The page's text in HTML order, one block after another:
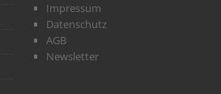
Impressum
Datenschutz
AGB
Newsletter